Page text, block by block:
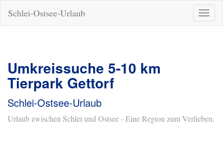
ein-/
Schlei-Ostsee-Urlaub
Umkreissuche 5-10 km
Tierpark Gettorf
Schlei-Ostsee-Urlaub
Urlaub zwischen Schlei und Ostsee - Eine Region zum Verlieben.